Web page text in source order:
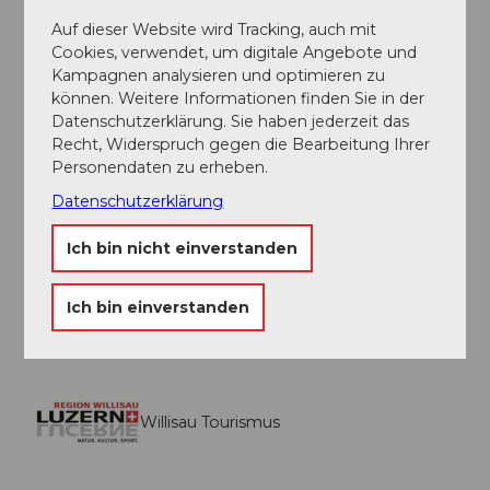
Willisau Tourismus
Organisation
Willisau Tourismus
Unser Tipp
Naturlehrgebiet Buchwald
Wanderung in umgekehrter Richtung
Die Wanderung kann jederzeit mit dem Bus
Willisau Tourismus
Auf dieser Website wird Tracking, auch mit
Cookies, verwendet, um digitale Angebote und
Kampagnen analysieren und optimieren zu
können. Weitere Informationen finden Sie in der
Datenschutzerklärung. Sie haben jederzeit das
Recht, Widerspruch gegen die Bearbeitung Ihrer
Personendaten zu erheben.
Datenschutzerklärung
Ich bin nicht einverstanden
Ich bin einverstanden